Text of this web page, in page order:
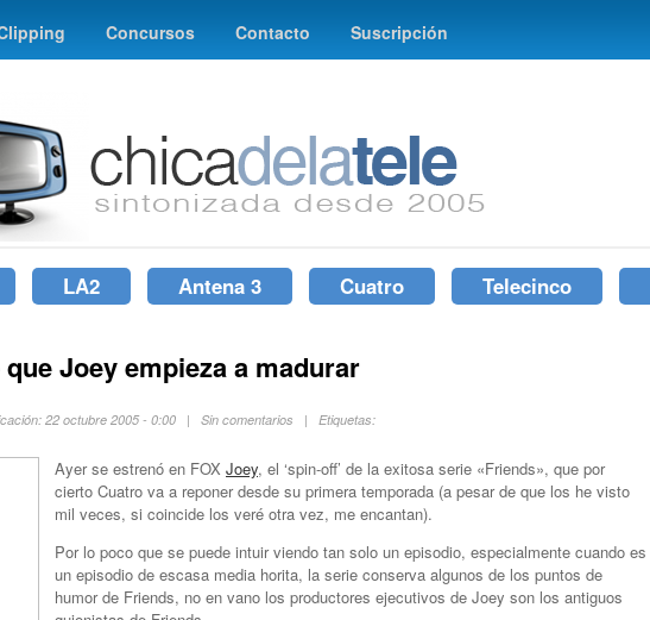
Concursos Contacto Suscripción
LA2 Antena 3 Cuatro Telecinco
que Joey empieza a madurar
22 octubre 2005 - 0:00 | Sin comentarios | Etiquetas:
Ayer se estrenó en FOX Joey, el ‘spin-off’ de la exitosa serie «Friends», que por
cierto Cuatro va a reponer desde su primera temporada (a pesar de que los he visto
mil veces, si coincide los veré otra vez, me encantan).
Por lo poco que se puede intuir viendo tan solo un episodio, especialmente cuando es
un episodio de escasa media horita, la serie conserva algunos de los puntos de
humor de Friends, no en vano los productores ejecutivos de Joey son los antiguos